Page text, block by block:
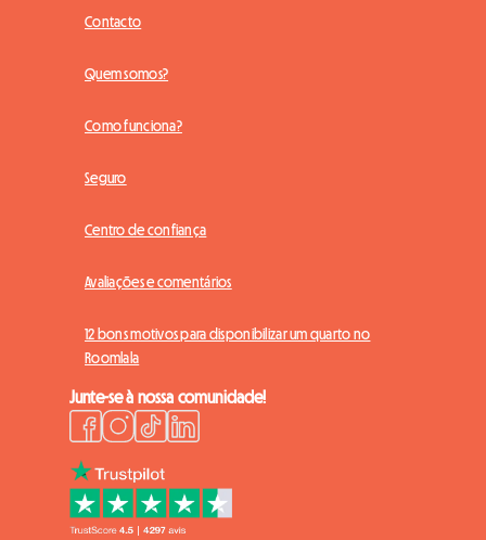
Contacto
Quem somos?
Como funciona?
Seguro
Centro de confiança
Avaliações e comentários
12 bons motivos para disponibilizar um quarto no
Roomlala
Junte-se à nossa comunidade!